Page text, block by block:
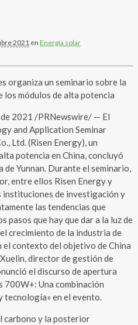
2021 en Energía solar
organiza un seminario sobre la
los módulos de alta potencia
2021 /PRNewswire/ — El
and Application Seminar
Ltd. (Risen Energy), un
potencia en China, concluyó
Yunnan. Durante el seminario,
entre ellos Risen Energy y
instituciones de investigación y
las tendencias que
pasos que hay que dar a la luz de
crecimiento de la industria de
el contexto del objetivo de China
director de gestión de
el discurso de apertura
700W+: Una combinación
tecnología» en el evento.
carbono y la posterior